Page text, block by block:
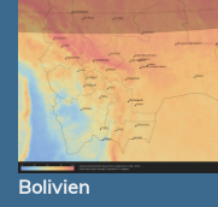
Bolivien